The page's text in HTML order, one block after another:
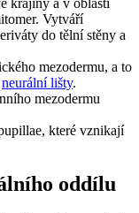
krajiny a v oblasti
Vytváří
do tělní stěny a
mezodermu, a to
neurální lišty.
mezodermu
které vznikají
oddílu